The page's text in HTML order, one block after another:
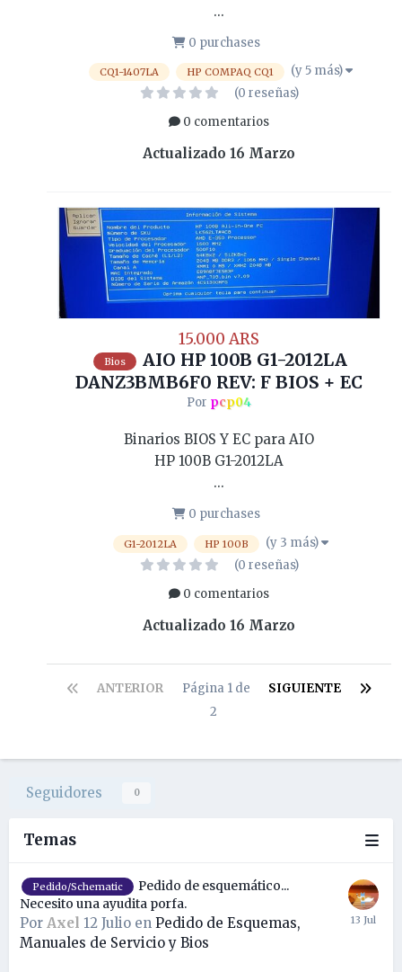
...
0 purchases
CQ1-1407LA HP COMPAQ CQ1
(y 5 más)
(0 reseñas)
0 comentarios
Actualizado 16 Marzo
15.000 ARS
Bios
AIO HP 100B G1-2012LA
DANZ3BMB6F0 REV: F BIOS + EC
Por pcp04
Binarios BIOS Y EC para AIO
HP 100B G1-2012LA
...
0 purchases
G1-2012LA HP 100B
(y 3 más)
(0 reseñas)
0 comentarios
Actualizado 16 Marzo
ANTERIOR SIGUIENTE
Página 1 de
2
Seguidores 0
Temas
Pedido/Schematic
Pedido de esquemático...
Necesito una ayudita porfa.
Por Axel 12 Julio en Pedido de Esquemas,
Manuales de Servicio y Bios